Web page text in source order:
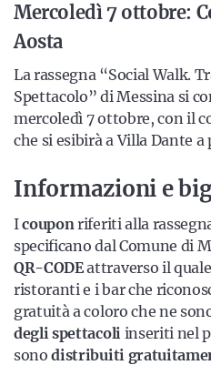
Mercoledì 7 ottobre:
Aosta
La rassegna “Social Walk.
Spettacolo” di Messina si
mercoledì 7 ottobre, con il
che si esibirà a Villa Dante
Informazioni e
Icouponriferiti alla
specificano dal Comune di
QR-CODEattraverso il
ristoranti e i bar che
gratuità a coloro che ne
degli spettacoliinseriti nel
sonodistribuiti